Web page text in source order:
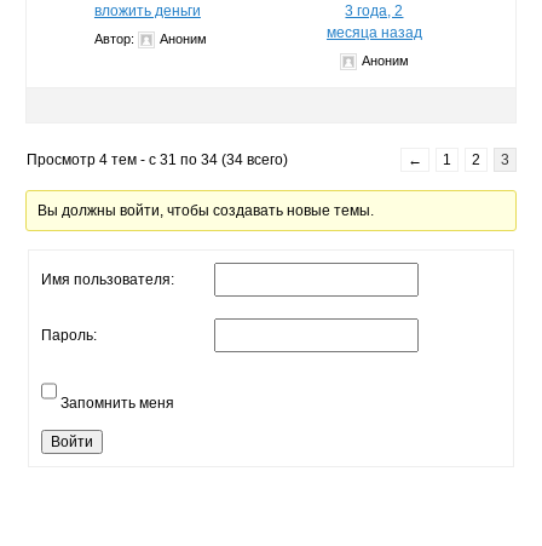
вложить деньги
Автор: Аноним
3 года, 2
месяца назад
Аноним
Просмотр 4 тем - с 31 по 34 (34 всего) ← 1 2 3
Вы должны войти, чтобы создавать новые темы.
Имя пользователя:
Пароль:
Запомнить меня
Войти